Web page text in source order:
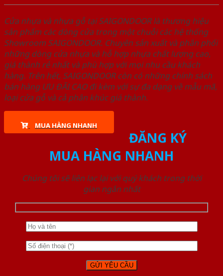
Cửa nhựa và nhựa gỗ tại SAIGONDOOR là thương hiệu
sản phẩm các dòng cửa trong một chuỗi các hệ thống
Showroom SAIGONDOOR. Chuyên sản xuất và phân phối
những dòng cửa nhựa và hỗ hợp nhựa chất lượng cao,
giá thành rẻ nhất và phù hợp với mọi nhu cầu khách
hàng. Trên hết, SAIGONDOOR còn có những chính sách
bán hàng ƯU ĐÃI CAO đi kèm với sự đa dạng về mẫu mã,
loại cửa gỗ và cả phân khúc giá thành.
MUA HÀNG NHANH
ĐĂNG KÝ
MUA HÀNG NHANH
Chúng tôi sẽ liên lạc lại với quý khách trong thời
gian ngắn nhất